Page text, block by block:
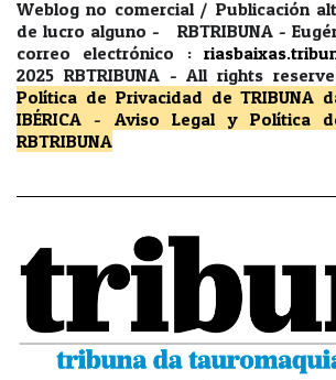
Weblog no comercial / Publicación
de lucro alguno - RBTRIBUNA -
correo electrónico :
2025 RBTRIBUNA -All rights
Política de Privacidad de TRIBUNA
IBÉRICA - Aviso Legal y Política
RBTRIBUNA